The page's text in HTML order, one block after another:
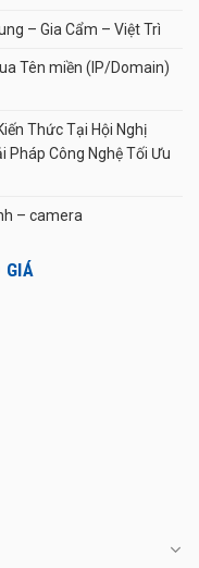
– Gia Cẩm – Việt Trì
Tên miền (IP/Domain)
Thức Tại Hội Nghị
Pháp Công Nghệ Tối Ưu
– camera